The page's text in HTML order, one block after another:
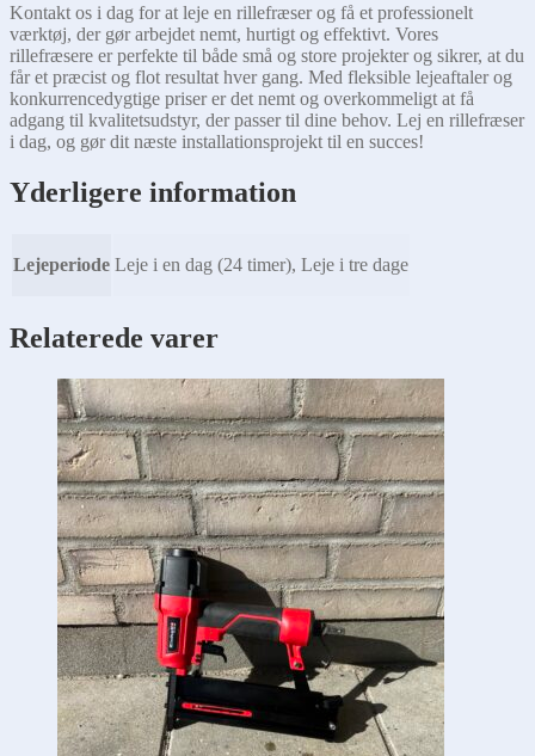
Kontakt os i dag for at leje en rillefræser og få et professionelt
værktøj, der gør arbejdet nemt, hurtigt og effektivt. Vores
rillefræsere er perfekte til både små og store projekter og sikrer, at du
får et præcist og flot resultat hver gang. Med fleksible lejeaftaler og
konkurrencedygtige priser er det nemt og overkommeligt at få
adgang til kvalitetsudstyr, der passer til dine behov. Lej en rillefræser
i dag, og gør dit næste installationsprojekt til en succes!
Yderligere information
Lejeperiode Leje i en dag (24 timer), Leje i tre dage
Relaterede varer